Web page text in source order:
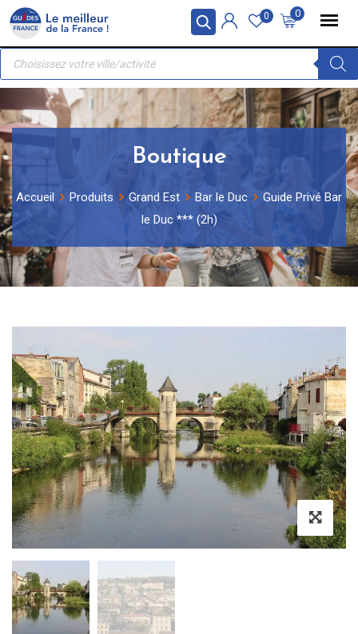
Panneau de gestion des cookies
Skip
content
0
0
Recherche
produits
Boutique
Accueil Produits Grand Est Bar le Duc
Guide Privé Bar
le Duc *** (2h)